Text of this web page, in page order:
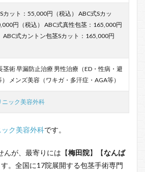
カット：55,000円（税込） ABC式Sカッ
円（税込） ABC式真性包茎：165,000円
ABC式カントン包茎Sカット：165,000円
茎術 早漏防止治療 男性治療（ED・性病・避
メンズ美容（ワキガ・多汗症・AGA等）
ニック美容外科
ク美容外科です。
んが、最寄りには【梅田院】【なんば
。全国に17院展開する包茎手術専門